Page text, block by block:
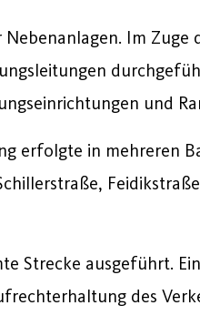
Im Zuge
und
erfolgte in mehreren
Strecke ausgeführt.
des